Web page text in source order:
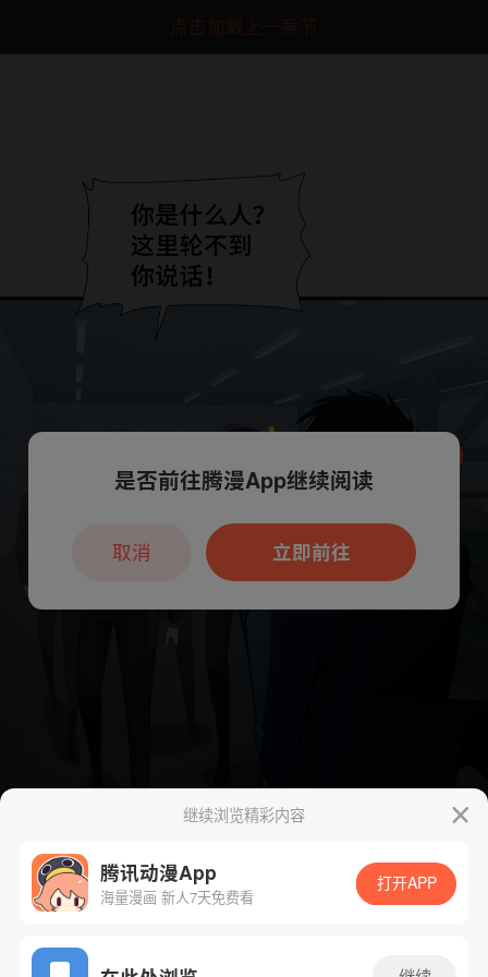
点击加载上一章节
App免费看
继续浏览精彩内容
腾讯动漫App
海量漫画 新人7天免费看
打开APP
本章节仅支持App阅读，可打开App新用
户7天免费看
是否前往腾漫App继续阅读
立即前往
取消